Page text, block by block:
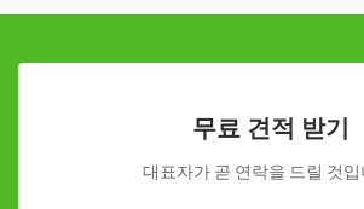
무료 견적 받기
대표자가 곧 연락을 드릴 것입